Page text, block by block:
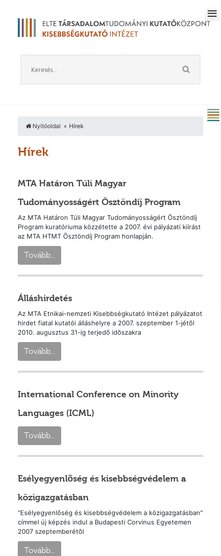
Nyitóoldal Hírek
Hírek
MTA Határon Túli Magyar
Tudományosságért Ösztöndíj Program
Az MTA Határon Túli Magyar Tudományosságért Ösztöndíj
Program kuratóriuma közzétette a 2007. évi pályázati kiírást
az MTA HTMT Ösztöndíj Program honlapján.
Tovább...
Álláshirdetés
Az MTA Etnikai-nemzeti Kisebbségkutató Intézet pályázatot
hirdet fiatal kutatói álláshelyre a 2007. szeptember 1-jétõl
2010. augusztus 31-ig terjedõ idõszakra
Tovább...
International Conference on Minority
Languages (ICML)
Tovább...
Esélyegyenlõség és kisebbségvédelem a
közigazgatásban
"Esélyegyenlõség és kisebbségvédelem a közigazgatásban"
címmel új képzés indul a Budapesti Corvinus Egyetemen
2007 szeptemberétõl
Tovább...